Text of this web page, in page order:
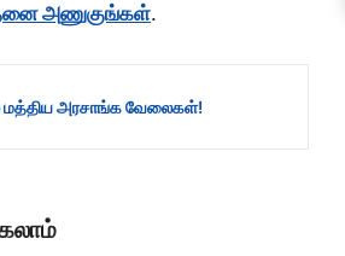
அணுகுங்கள்.
மத்திய அரசாங்க வேலைகள்!